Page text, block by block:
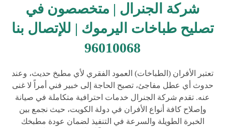
شركة الجنرال | متخصصون في
تصليح طباخات اليرموك | للإتصال بنا
96010068
تعتبر الأفران (الطباخات) العمود الفقري لأي مطبخ حديث، وعند
حدوث أي عطل مفاجئ، تصبح الحاجة إلى خبير فني أمراً لا غنى
عنه. تقدم شركة الجنرال خدمات احترافية متكاملة في صيانة
وإصلاح كافة أنواع الأفران في دولة الكويت، حيث نجمع بين
الخبرة الطويلة والسرعة في التنفيذ لضمان عودة مطبخك